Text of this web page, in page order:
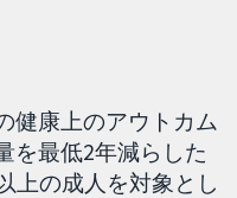
健康上のアウトカム
を最低2年減らした
上の成人を対象とし